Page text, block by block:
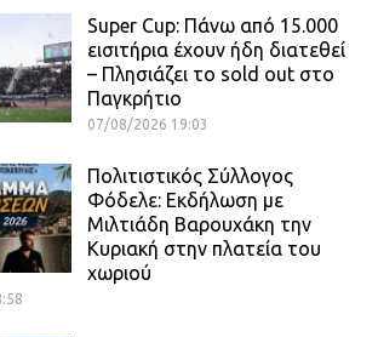
Super Cup: Πάνω από 15.000
εισιτήρια έχουν ήδη διατεθεί
– Πλησιάζει το sold out στο
Παγκρήτιο
07/08/2026 19:03
Πολιτιστικός Σύλλογος
Φόδελε: Εκδήλωση με
Μιλτιάδη Βαρουχάκη την
Κυριακή στην πλατεία του
χωριού